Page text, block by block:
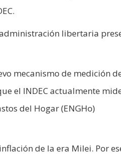
libertaria
mecanismo de medición
el INDEC actualmente
del Hogar (ENGHo)
de la era Milei. Por